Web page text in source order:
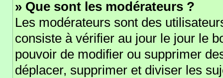
» Que sont les modérateurs ?
Les modérateurs sont des
consiste à vérifier au jour le jour le
pouvoir de modifier ou supprimer
déplacer, supprimer et diviser les